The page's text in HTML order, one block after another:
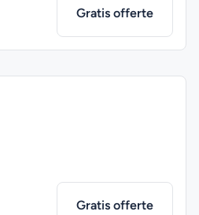
Gratis offerte
Gratis offerte